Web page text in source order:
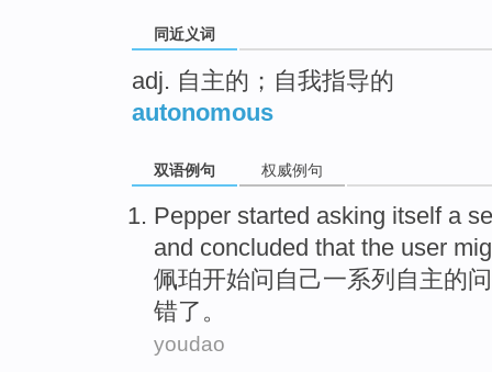
同近义词
adj. 自主的；自我指导的
autonomous
双语例句 权威例句
Pepper started asking itself a
and concluded that the user
佩珀开始问自己一系列自主的
错了。
youdao